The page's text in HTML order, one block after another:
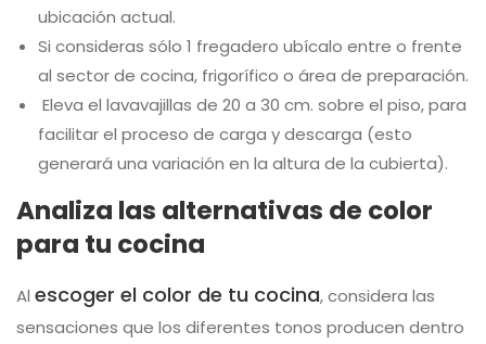
ubicación actual.
Si consideras sólo 1 fregadero ubícalo entre o frente
al sector de cocina, frigorífico o área de preparación.
Eleva el lavavajillas de 20 a 30 cm. sobre el piso, para
facilitar el proceso de carga y descarga (esto
generará una variación en la altura de la cubierta).
Analiza las alternativas de color
para tu cocina
Al escoger el color de tu cocina, considera las
sensaciones que los diferentes tonos producen dentro